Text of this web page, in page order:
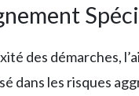
des démarches,
dans les risques